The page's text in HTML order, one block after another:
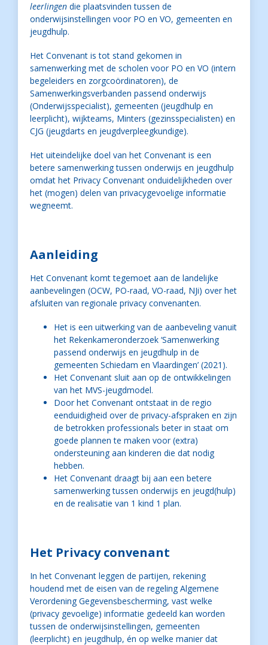
leerlingen die plaatsvinden tussen de
onderwijsinstellingen voor PO en VO, gemeenten en
jeugdhulp.
Het Convenant is tot stand gekomen in
samenwerking met de scholen voor PO en VO (intern
begeleiders en zorgcoördinatoren), de
Samenwerkingsverbanden passend onderwijs
(Onderwijsspecialist), gemeenten (jeugdhulp en
leerplicht), wijkteams, Minters (gezinsspecialisten) en
CJG (jeugdarts en jeugdverpleegkundige).
Het uiteindelijke doel van het Convenant is een
betere samenwerking tussen onderwijs en jeugdhulp
omdat het Privacy Convenant onduidelijkheden over
het (mogen) delen van privacygevoelige informatie
wegneemt.
Aanleiding
Het Convenant komt tegemoet aan de landelijke
aanbevelingen (OCW, PO-raad, VO-raad, NJi) over het
afsluiten van regionale privacy convenanten.
Het is een uitwerking van de aanbeveling vanuit
het Rekenkameronderzoek ‘Samenwerking
passend onderwijs en jeugdhulp in de
gemeenten Schiedam en Vlaardingen’ (2021).
Het Convenant sluit aan op de ontwikkelingen
van het MVS-jeugdmodel.
Door het Convenant ontstaat in de regio
eenduidigheid over de privacy-afspraken en zijn
de betrokken professionals beter in staat om
goede plannen te maken voor (extra)
ondersteuning aan kinderen die dat nodig
hebben.
Het Convenant draagt bij aan een betere
samenwerking tussen onderwijs en jeugd(hulp)
en de realisatie van 1 kind 1 plan.
Het Privacy convenant
In het Convenant leggen de partijen, rekening
houdend met de eisen van de regeling Algemene
Verordening Gegevensbescherming, vast welke
(privacy gevoelige) informatie gedeeld kan worden
tussen de onderwijsinstellingen, gemeenten
(leerplicht) en jeugdhulp, én op welke manier dat